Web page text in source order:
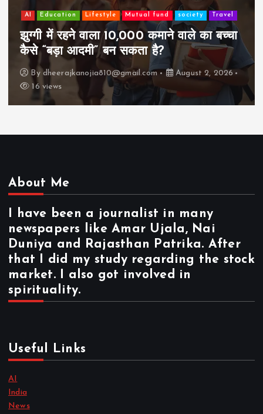
AI Education Lifestyle Mutual fund society Travel
झुग्गी में रहने वाला 10,000 कमाने वाले का बच्चा
कैसे “बड़ा आदमी” बन सकता है?
By dheerajkanojia810@gmail.com
August 2, 2026
16 views
About Me
I have been a journalist in many
newspapers like Amar Ujala, Nai
Duniya and Rajasthan Patrika. After
that I did my study regarding the stock
market. I also got involved in
spirituality.
Useful Links
AI
India
News